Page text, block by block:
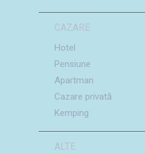
CAZARE
Hotel
Pensiune
Apartman
Cazare privată
Kemping
ALTE